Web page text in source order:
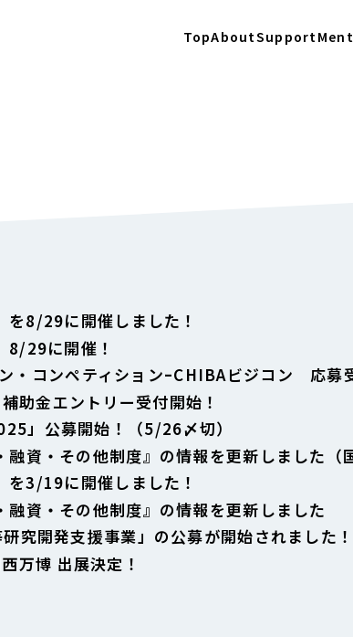
TopAboutSupport
を8/29に開催しました！
8/29に開催！
・コンペティションｰCHIBAビジコン 応募
助金エントリー受付開始！
」公募開始！（5/26〆切）
融資・その他制度』の情報を更新しました（
を3/19に開催しました！
融資・その他制度』の情報を更新しました
究開発支援事業」の公募が開始されました！
万博 出展決定！